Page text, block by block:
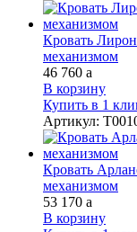
Кровать
механизмом
46 760 a
В корзину
Купить в 1
Артикул:
Кровать
механизмом
53 170 a
В корзину